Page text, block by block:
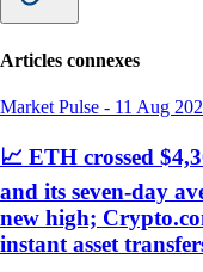
Articles connexes
Market Pulse - 11 Aug
📈 ETH crossed
and its seven-day
new high;
instant asset